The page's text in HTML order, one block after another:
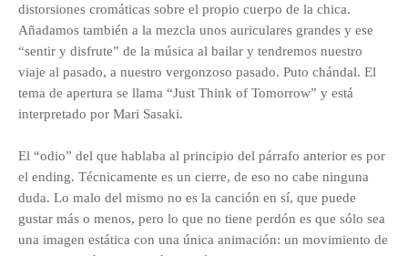
distorsiones cromáticas sobre el propio cuerpo de la chica.
Añadamos también a la mezcla unos auriculares grandes y ese
“sentir y disfrute” de la música al bailar y tendremos nuestro
viaje al pasado, a nuestro vergonzoso pasado. Puto chándal. El
tema de apertura se llama “Just Think of Tomorrow” y está
interpretado por Mari Sasaki.
El “odio” del que hablaba al principio del párrafo anterior es por
el ending. Técnicamente es un cierre, de eso no cabe ninguna
duda. Lo malo del mismo no es la canción en sí, que puede
gustar más o menos, pero lo que no tiene perdón es que sólo sea
una imagen estática con una única animación: un movimiento de